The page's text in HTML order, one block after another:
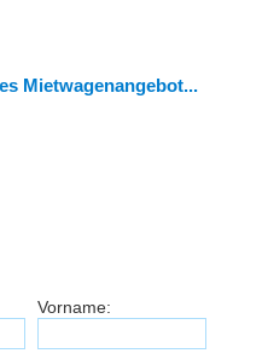
Mietwagenangebot...
Vorname: